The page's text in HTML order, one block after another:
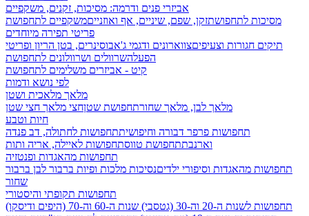
אביזרי פנים ודרמה: מסיכות, זקנים, משקפיים
מסיכות לתחפושתזקן, שפם, שיניים, אף ואוזנייםמשקפיים לתחפושת
פריטי תפירה מיוחדים
תיקים חגורות וצעיפיםצווארונים ודגמי ג'אבוסינרים, בטן הריון ופריטי
הפעלהשרוולים ושרוולונים לתחפושת
קיט - אביזרים משלימים לתחפושת
לפי נושא ודמות
מלאך מלאכית ושטן
מלאך לבן, מלאך שחורתחפושת שטןחצי מלאך חצי שטן
חיות וטבע
תחפושות פרפר דבורה וחיפושיתתחפושות לחתולה, דב פנדה
וארנבתתחפושת טווסתחפושות לאיילה, אריה ותות
תחפושות מהאגדות ופנטזיה
תחפושות מהאגדות וסיפורי ילדיםנסיכות מלכות ופיות ברבור לבן ברבור
שחור
תחפושות תקופתי והיסטורי
תחפושות לשנות ה-20 וה-30 (גטסבי)
שנות ה-60 וה-70 (היפים ודיסקו)